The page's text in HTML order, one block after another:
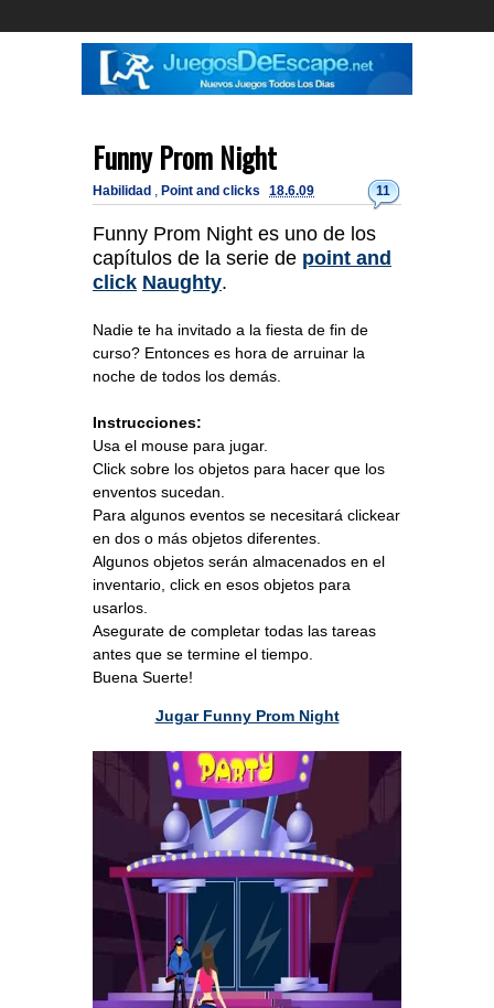
Funny Prom Night
11
Habilidad , Point and clicks 18.6.09
Funny Prom Night es uno de los
capítulos de la serie de point and
click Naughty.
Nadie te ha invitado a la fiesta de fin de
curso? Entonces es hora de arruinar la
noche de todos los demás.
Instrucciones:
Usa el mouse para jugar.
Click sobre los objetos para hacer que los
enventos sucedan.
Para algunos eventos se necesitará clickear
en dos o más objetos diferentes.
Algunos objetos serán almacenados en el
inventario, click en esos objetos para
usarlos.
Asegurate de completar todas las tareas
antes que se termine el tiempo.
Buena Suerte!
Jugar Funny Prom Night